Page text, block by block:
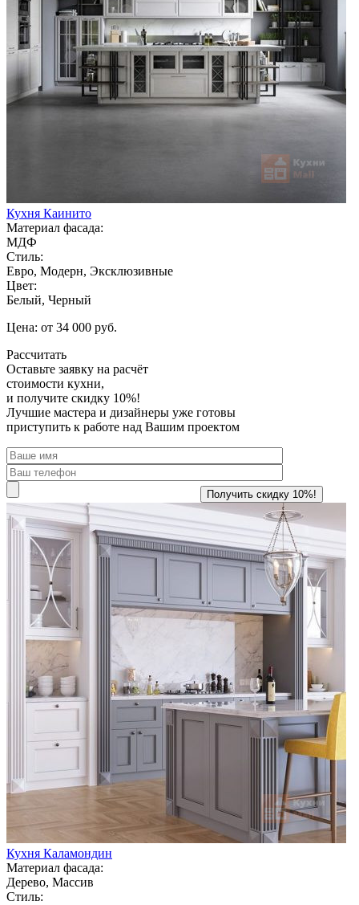
Кухня Каинито
Материал фасада:
МДФ
Стиль:
Евро, Модерн, Эксклюзивные
Цвет:
Белый, Черный
Цена: от 34 000 руб.
Рассчитать
Оставьте заявку на расчёт
стоимости кухни,
и получите скидку 10%!
Лучшие мастера и дизайнеры уже готовы
приступить к работе над Вашим проектом
Кухня Каламондин
Материал фасада:
Дерево, Массив
Стиль: